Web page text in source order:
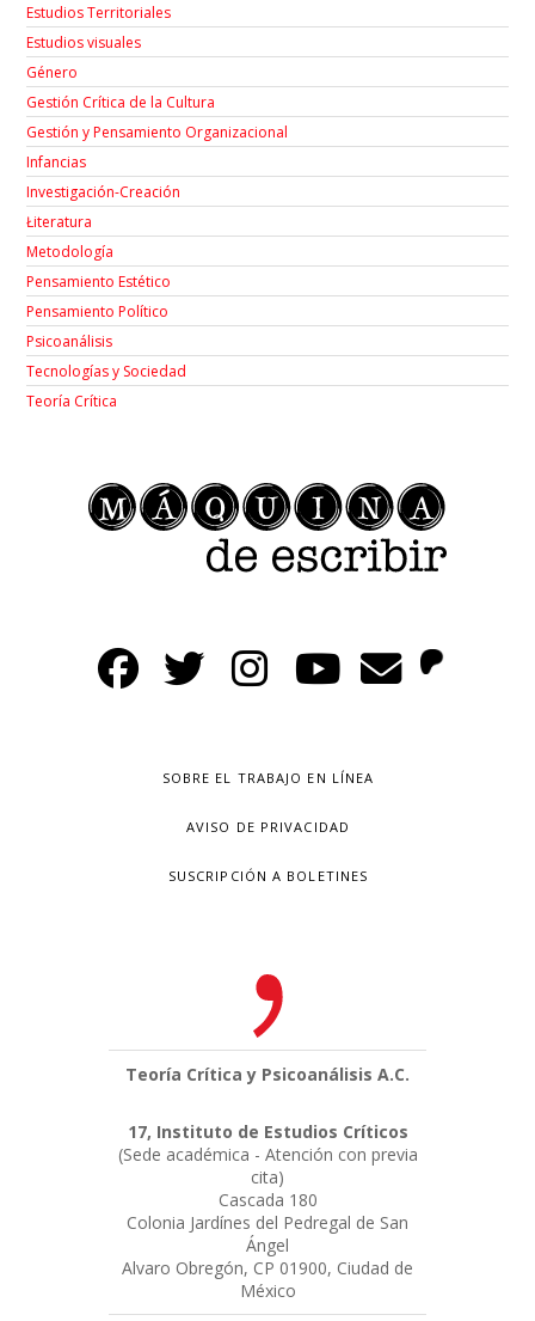
Estudios Territoriales
Estudios visuales
Género
Gestión Crítica de la Cultura
Gestión y Pensamiento Organizacional
Infancias
Investigación-Creación
Łiteratura
Metodología
Pensamiento Estético
Pensamiento Político
Psicoanálisis
Tecnologías y Sociedad
Teoría Crítica
SOBRE EL TRABAJO EN LÍNEA
AVISO DE PRIVACIDAD
SUSCRIPCIÓN A BOLETINES
Teoría Crítica y Psicoanálisis A.C.
17, Instituto de Estudios Críticos
(Sede académica - Atención con previa
cita)
Cascada 180
Colonia Jardínes del Pedregal de San
Ángel
Alvaro Obregón, CP 01900, Ciudad de
México